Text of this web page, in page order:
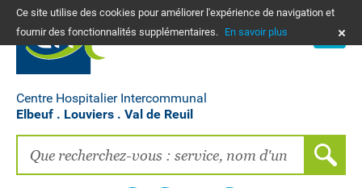
Ce site utilise des cookies pour améliorer l'expérience de navigation et
fournir des fonctionnalités supplémentaires. En savoir plus
Centre Hospitalier Intercommunal
Elbeuf . Louviers . Val de Reuil
PLANS
PATIENTS, PROCHES, PROFESSIONNELS
EMPLOIS
Vos frais de santé & paiement en ligne
Recherche clinique
La Maison des femmes